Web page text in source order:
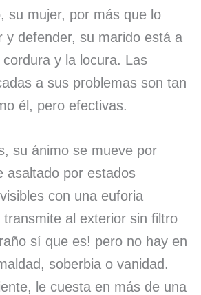
su mujer, por más que lo
y defender, su marido está a
y la locura. Las
a sus problemas son tan
él, pero efectivas.
su ánimo se mueve por
asaltado por estados
con una euforia
transmite al exterior sin filtro
sí que es! pero no hay en
soberbia o vanidad.
le cuesta en más de una